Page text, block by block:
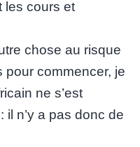
les cours et
chose au risque
pour commencer, je
ne s’est
n’y a pas donc de